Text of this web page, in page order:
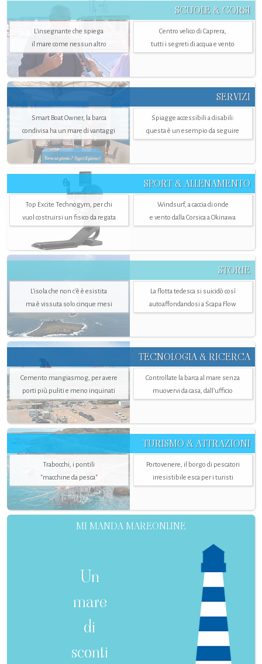
SCUOLE & CORSI
L'insegnante che spiega
il mare come nessun altro
Centro velico di Caprera,
tutti i segreti di acqua e vento
SERVIZI
Smart Boat Owner, la barca
condivisa ha un mare di vantaggi
Spiagge accessibili a disabili:
questa è un esempio da seguire
SPORT & ALLENAMENTO
Top Excite Technogym, per chi
vuol costruirsi un fisico da regata
Windsurf, a caccia di onde
e vento dalla Corsica a Okinawa
STORIE
L’isola che non c'è è esistita
ma è vissuta solo cinque mesi
La flotta tedesca si suicidò così
autoaffondandosi a Scapa Flow
TECNOLOGIA & RICERCA
Cemento mangiasmog, per avere
porti più puliti e meno inquinati
Controllate la barca al mare senza
muovervi da casa, dall’ufficio
TURISMO & ATTRAZIONI
Trabocchi, i pontili
"macchine da pesca"
Portovenere, il borgo di pescatori
irresistibile esca per i turisti
MI MANDA MAREONLINE
Un
mare
di
sconti